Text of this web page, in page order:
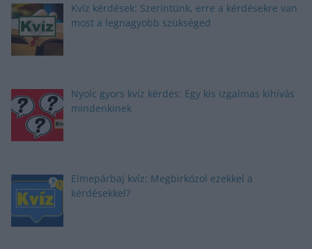
Kvíz kérdések: Szerintünk, erre a kérdésekre van
most a legnagyobb szükséged
Nyolc gyors kvíz kérdés: Egy kis izgalmas kihívás
mindenkinek
Elmepárbaj kvíz: Megbirkózol ezekkel a
kérdésekkel?